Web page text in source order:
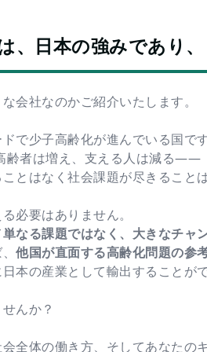
、日本の強みであり、
会社なのかご紹介いたします。
で少子高齢化が進んでいる国です
齢者は増え、支える人は減る——
とはなく社会課題が尽きること
必要はありません。
単なる課題ではなく、大きなチャ
他国が直面する高齢化問題の参
本の産業として輸出することがで
んか？
全体の働き方、そしてあなたの